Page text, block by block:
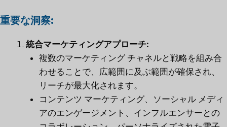
重要な洞察:
統合マーケティングアプローチ:
複数のマーケティング チャネルと戦略を組み合
わせることで、広範囲に及ぶ範囲が確保され、
リーチが最大化されます。
コンテンツ マーケティング、ソーシャル メディ
アのエンゲージメント、インフルエンサーとの